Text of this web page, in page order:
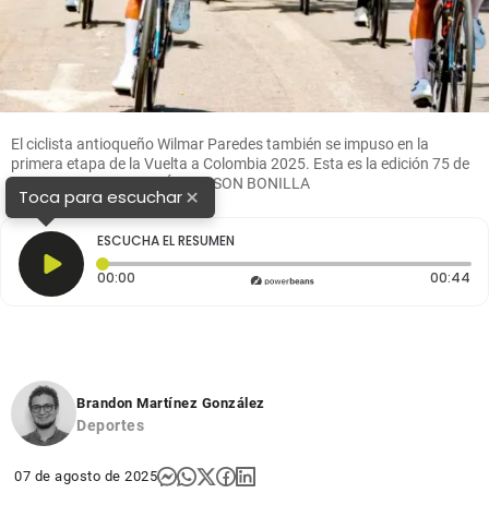
El ciclista antioqueño Wilmar Paredes también se impuso en la
primera etapa de la Vuelta a Colombia 2025. Esta es la edición 75 de
la ronda criolla. FOTO: ÁNDERSON BONILLA
Toca para escuchar×
ESCUCHA EL RESUMEN
00:00 Tiempo transcurrido: 0 segundos 00:44
Brandon Martínez González
Deportes
07 de agosto de 2025